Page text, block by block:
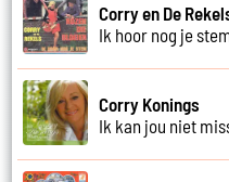
Corry en De
Ik hoor nog je
Corry Konings
Ik kan jou niet